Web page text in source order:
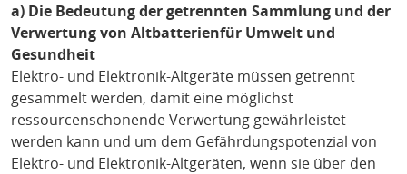
a) Die Bedeutung der getrennten Sammlung und der
Verwertung von Altbatterienfür Umwelt und
Gesundheit
Elektro- und Elektronik-Altgeräte müssen getrennt
gesammelt werden, damit eine möglichst
ressourcenschonende Verwertung gewährleistet
werden kann und um dem Gefährdungspotenzial von
Elektro- und Elektronik-Altgeräten, wenn sie über den